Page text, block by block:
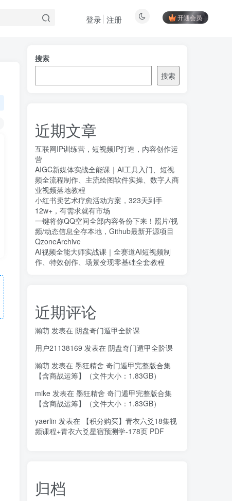
开通会员
登录 注册
搜索
搜索
近期文章
互联网IP训练营，短视频IP打造，内容创作运
营
AIGC新媒体实战全能课｜AI工具入门、短视
频全流程制作、主流绘图软件实操、数字人商
业视频落地教程
小红书卖艺术疗愈活动方案，323天到手
12w+，有需求就有市场
一键将你QQ空间全部内容备份下来！照片/视
频/动态信息全存本地，Github最新开源项目
QzoneArchive
AI视频全能大师实战课｜全赛道AI短视频制
作、特效创作、场景变现零基础全套教程
近期评论
瀚萌 发表在 阴盘奇门遁甲全阶课
用户21138169 发表在 阴盘奇门遁甲全阶课
瀚萌 发表在 墨狂精舍 奇门遁甲完整版合集
【含商战运筹】（文件大小：1.83GB）
mike 发表在 墨狂精舍 奇门遁甲完整版合集
【含商战运筹】（文件大小：1.83GB）
yaerlin 发表在 【积分购买】青衣六爻18集视
频课程+青衣六爻星宿预测学-178页 PDF
归档